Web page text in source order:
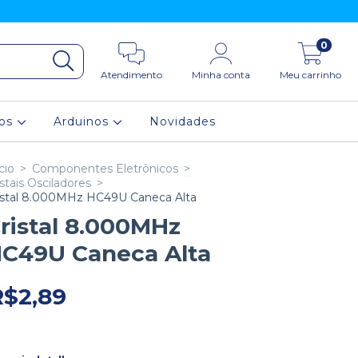
Atendimento Minha conta Meu carrinho
0
Arduinos Novidades
> Componentes Eletrônicos >
Osciladores >
8.000MHz HC49U Caneca Alta
8.000MHz
Caneca Alta